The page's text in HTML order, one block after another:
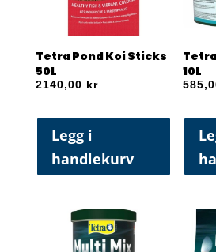
Tetra Pond Koi Sticks
50L
2140,00 kr
Legg i
handlekurv
10L